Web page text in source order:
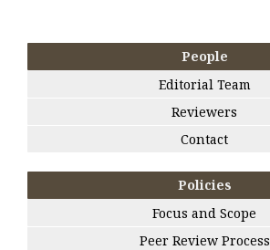
People
Editorial Team
Reviewers
Contact
Policies
Focus and Scope
Peer Review Process